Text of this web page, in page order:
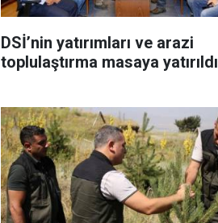
DSİ’nin yatırımları ve arazi
toplulaştırma masaya yatırıldı